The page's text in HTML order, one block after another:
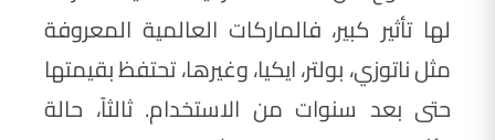
لها تأثير كبير، فالماركات العالمية المعروفة
مثل ناتوزي، بولتر، ايكيا، وغيرها، تحتفظ بقيمتها
حتى بعد سنوات من الاستخدام. ثالثاً، حالة